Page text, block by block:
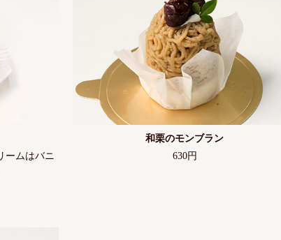
ームはバニ
和栗のモンブラン
630円